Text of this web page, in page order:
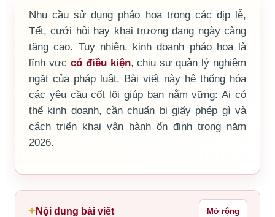
Nhu cầu sử dụng pháo hoa trong các dịp lễ,
Tết, cưới hỏi hay khai trương đang ngày càng
tăng cao. Tuy nhiên, kinh doanh pháo hoa là
lĩnh vực có điều kiện, chịu sự quản lý nghiêm
ngặt của pháp luật. Bài viết này hệ thống hóa
các yêu cầu cốt lõi giúp bạn nắm vững: Ai có
thể kinh doanh, cần chuẩn bị giấy phép gì và
cách triển khai vận hành ổn định trong năm
2026.
Nội dung bài viết Mở rộng